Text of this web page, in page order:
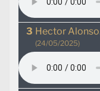
Hector
(24/05/2025)